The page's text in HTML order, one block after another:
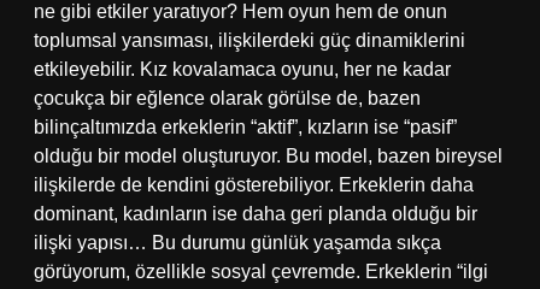
ne gibi etkiler yaratıyor? Hem oyun hem de onun
toplumsal yansıması, ilişkilerdeki güç dinamiklerini
etkileyebilir. Kız kovalamaca oyunu, her ne kadar
çocukça bir eğlence olarak görülse de, bazen
bilinçaltımızda erkeklerin “aktif”, kızların ise “pasif”
olduğu bir model oluşturuyor. Bu model, bazen bireysel
ilişkilerde de kendini gösterebiliyor. Erkeklerin daha
dominant, kadınların ise daha geri planda olduğu bir
ilişki yapısı… Bu durumu günlük yaşamda sıkça
görüyorum, özellikle sosyal çevremde. Erkeklerin “ilgi